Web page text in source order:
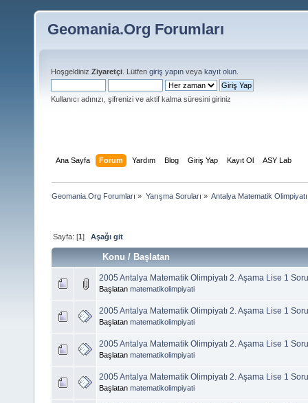
Geomania.Org Forumları
Hoşgeldiniz Ziyaretçi . Lütfen giriş yapın veya kayıt olun
Kullanıcı adınızı, şifrenizi ve aktif kalma süresini giriniz
Ana Sayfa Forum Yardım Blog Giriş Yap Kayıt Ol ASY Lab
Geomania.Org Forumları » Yarışma Soruları » Antalya Matematik
Sayfa: [1]Aşağı git
Konu /Başlatan
2005 Antalya Matematik Olimpiyatı 2. Aşama Lise 1
Başlatan matematikolimpiyati
2005 Antalya Matematik Olimpiyatı 2. Aşama Lise 1
Başlatan matematikolimpiyati
2005 Antalya Matematik Olimpiyatı 2. Aşama Lise 1
Başlatan matematikolimpiyati
2005 Antalya Matematik Olimpiyatı 2. Aşama Lise 1
Başlatan matematikolimpiyati